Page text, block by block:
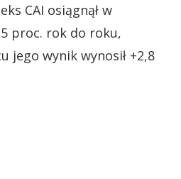
CAI osiągnął w
proc. rok do roku,
jego wynik wynosił +2,8